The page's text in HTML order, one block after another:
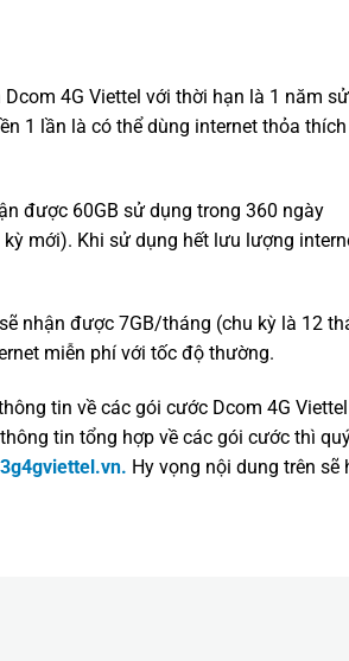
4G Viettel với thời hạn là 1 năm sử
1 lần là có thể dùng internet thỏa thích
được 60GB sử dụng trong 360 ngày
mới). Khi sử dụng hết lưu lượng
nhận được 7GB/tháng (chu kỳ là 12
miễn phí với tốc độ thường.
tin về các gói cước Dcom 4G Viettel
tin tổng hợp về các gói cước thì
3g4gviettel.vn. Hy vọng nội dung trên sẽ